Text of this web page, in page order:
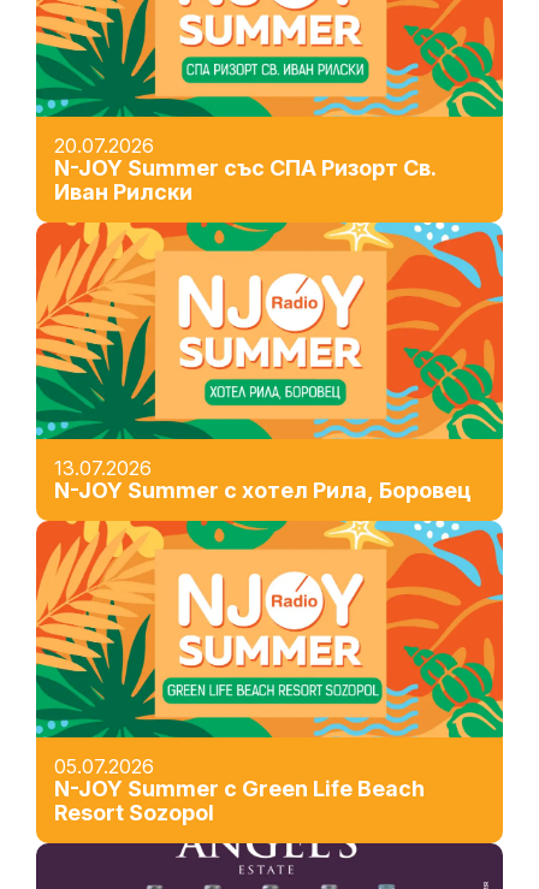
20.07.2026
N-JOY Summer със СПА Ризорт Св.
Иван Рилски
13.07.2026
N-JOY Summer с хотел Рила, Боровец
05.07.2026
N-JOY Summer с Green Life Beach
Resort Sozopol